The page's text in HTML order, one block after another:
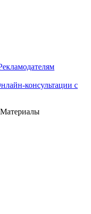
консультации с